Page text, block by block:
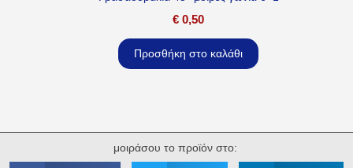
€ 0,50
Προσθήκη στο καλάθι
μοιράσου το προϊόν στο: